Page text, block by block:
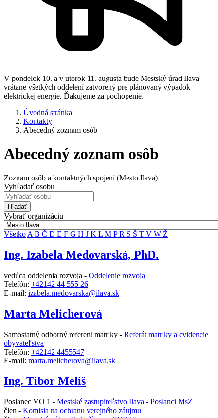
V pondelok 10. a v utorok 11. augusta bude Mestský úrad Ilava
vrátane všetkých oddelení zatvorený pre plánovaný výpadok
elektrickej energie. Ďakujeme za pochopenie.
Úvodná stránka
Kontakty
Abecedný zoznam osôb
Abecedný zoznam osôb
Zoznam osôb a kontaktných spojení (Mesto Ilava)
Vyhľadať osobu
Hľadať
Vybrať organizáciu
Všetko A B Č D E F G H J K L M PR S Š T V W Ž
Ing. Izabela Medovarská, PhD.
vedúca oddelenia rozvoja - Oddelenie rozvoja
Telefón: +42142 44 555 26
E-mail: izabela.medovarska@ilava.sk
Marta Melicherová
Samostatný odborný referent matriky - Referát matriky a evidencie
obyvateľstva
Telefón: +42142 4455547
E-mail: marta.melicherova@ilava.sk
Ing. Tibor Meliš
Poslanec VO 1 - Mestské zastupiteľstvo Ilava - Poslanci MsZ
člen - Komisia na ochranu verejného záujmu